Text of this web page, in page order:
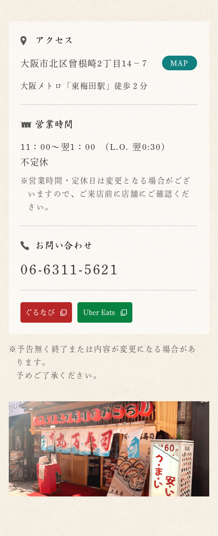
アクセス
大阪市北区曾根崎2丁目14−7
大阪メトロ「東梅田駅」徒歩２分
営業時間
11：00～翌1：00 (L.O. 翌0:30)
不定休
※営業時間・定休日は変更となる場合がござ
いますので、ご来店前に店舗にご確認くだ
さい。
お問い合わせ
06-6311-5621
※予告無く終了または内容が変更になる場合があ
ります。
予めご了承ください。